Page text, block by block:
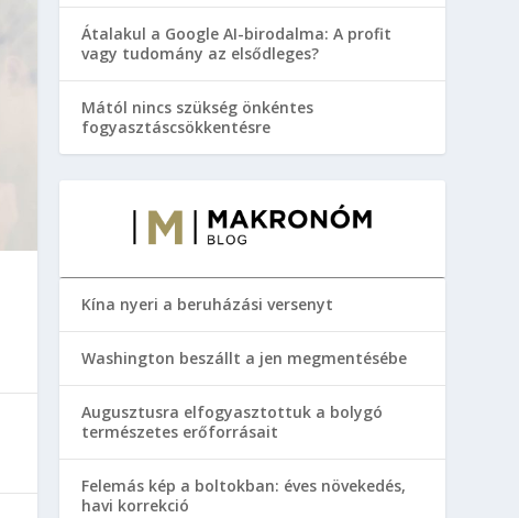
Átalakul a Google AI-birodalma: A profit
vagy tudomány az elsődleges?
Mától nincs szükség önkéntes
fogyasztáscsökkentésre
Kína nyeri a beruházási versenyt
Washington beszállt a jen megmentésébe
Augusztusra elfogyasztottuk a bolygó
természetes erőforrásait
Felemás kép a boltokban: éves növekedés,
havi korrekció